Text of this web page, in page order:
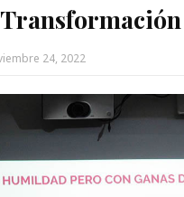
24, 2022